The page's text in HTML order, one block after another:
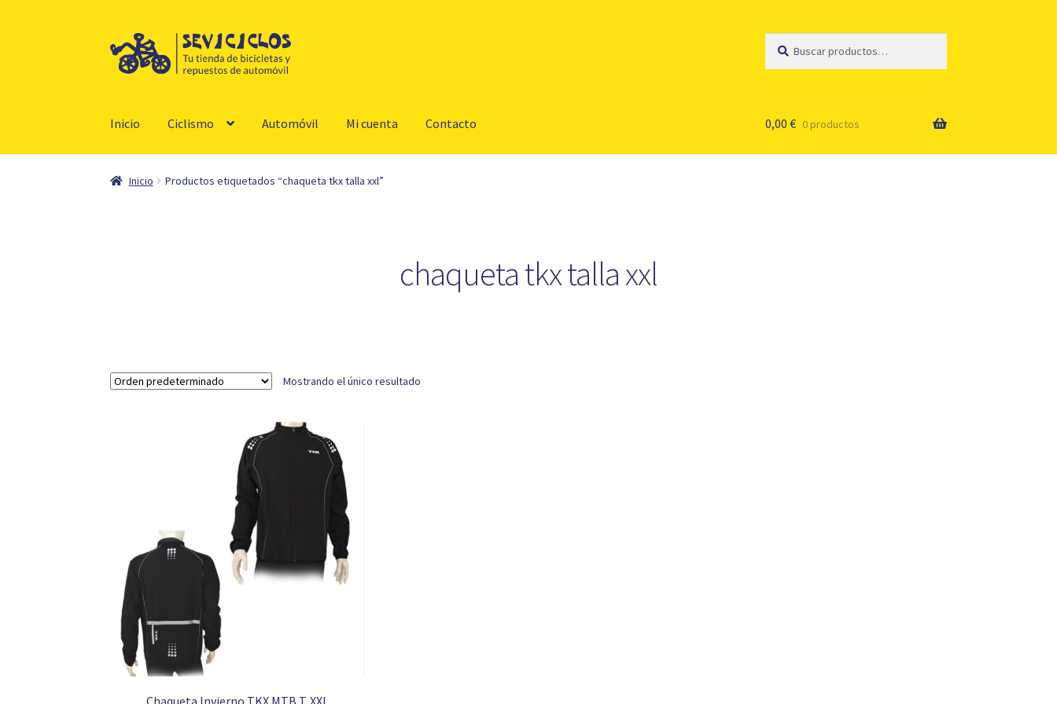
Ir
a
Ir
al
por:
Inicio Ciclismo Automóvil Mi cuenta Contacto 0,00 € 0 productos
Inicio Productos etiquetados “chaqueta tkx talla xxl”
chaqueta tkx talla xxl
Mostrando el único resultado